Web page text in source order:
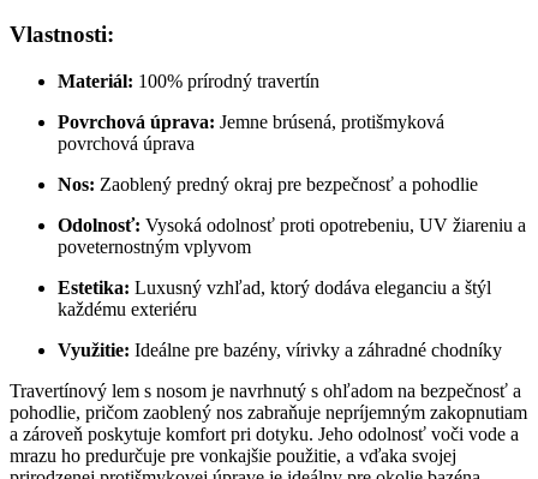
Vlastnosti:
Materiál: 100% prírodný travertín
Povrchová úprava: Jemne brúsená, protišmyková
povrchová úprava
Nos: Zaoblený predný okraj pre bezpečnosť a pohodlie
Odolnosť: Vysoká odolnosť proti opotrebeniu, UV žiareniu a
poveternostným vplyvom
Estetika: Luxusný vzhľad, ktorý dodáva eleganciu a štýl
každému exteriéru
Využitie: Ideálne pre bazény, vírivky a záhradné chodníky
Travertínový lem s nosom je navrhnutý s ohľadom na bezpečnosť a
pohodlie, pričom zaoblený nos zabraňuje nepríjemným zakopnutiam
a zároveň poskytuje komfort pri dotyku. Jeho odolnosť voči vode a
mrazu ho predurčuje pre vonkajšie použitie, a vďaka svojej